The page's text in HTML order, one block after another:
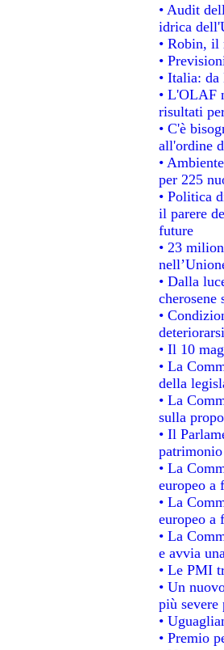
• Audit
idrica
• Robin, il
•
• Italia:
• L'OLAF
risultati
• C'è
all'ordine
•
per 225
• Politica
il parere
future
• 23
• Dalla
cherosene
•
• Il 10
• La
della
• La
sulla
• Il
• La
europeo a
• La
europeo a
• La
e avvia
• Le PMI
• Un
più severe
•
• Premio